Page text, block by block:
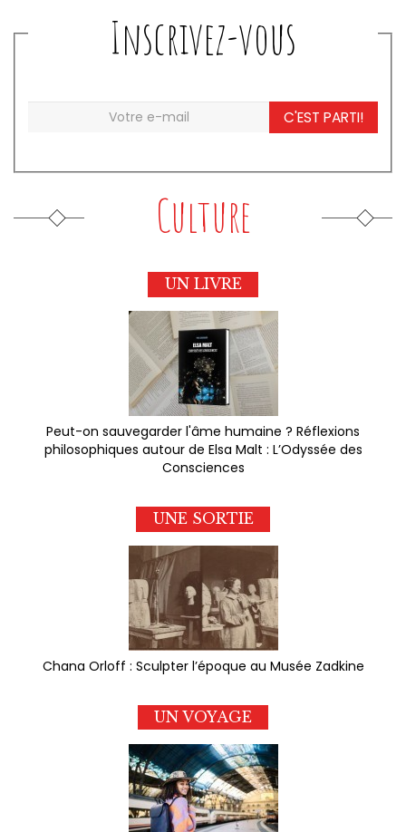
Inscrivez-vous
C'EST PARTI!
Culture
UN LIVRE
Peut-on sauvegarder l'âme humaine ? Réflexions
philosophiques autour de Elsa Malt : L’Odyssée des
Consciences
UNE SORTIE
Chana Orloff : Sculpter l’époque au Musée Zadkine
UN VOYAGE